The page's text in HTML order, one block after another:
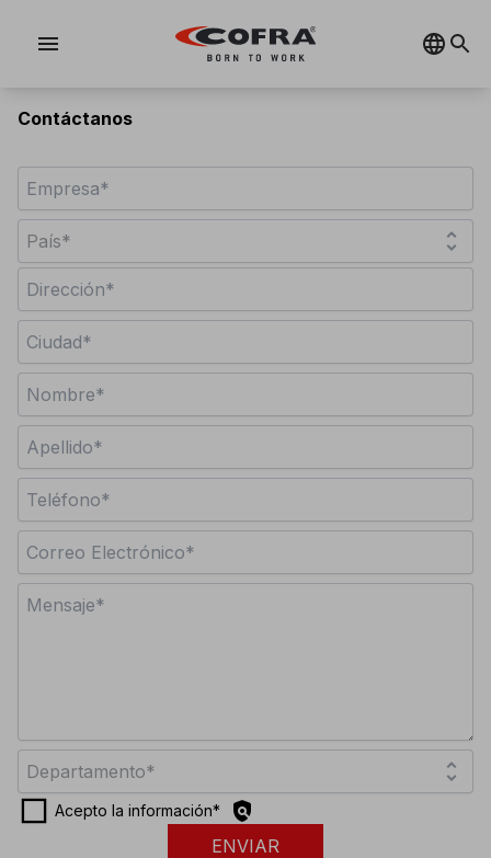
menu
Contáctanos
País* unfold_more
Departamento* unfold_more
check_box_outline_blank Acepto la información* policy
ENVIAR